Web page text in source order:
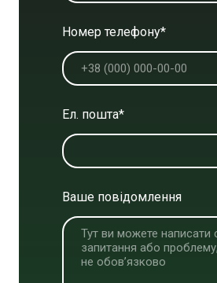
Номер телефону*
Ел. пошта*
Ваше повідомлення